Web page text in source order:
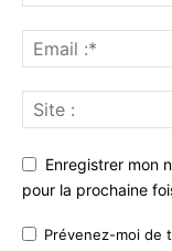
Enregistrer mon
pour la prochaine
Prévenez-moi de